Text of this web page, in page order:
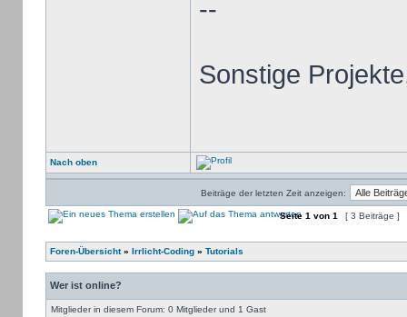
--
Sonstige
Nach oben
Beiträge der letzten Zeit anzeigen:
Seite 1 von 1 [ 3 Beiträge ]
Foren-Übersicht» Irrlicht-Coding» Tutorials
Wer ist online?
Mitglieder in diesem Forum: 0 Mitglieder und 1 Gast